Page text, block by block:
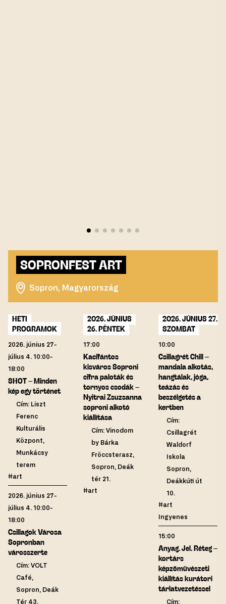
SOPRONFEST ART
Sopron, Magyarország
HETI
PROGRAMOK
2026. június 27-
július 4. 10:00-
18:00
SHOT – Minden
kép egy történet
Cím: Liszt
Ferenc
Kulturális
Központ,
Munkácsy
terem
#art
2026. június 27-
július 4. 10:00-
18:00
Csillagok Városa
Sopronban
városszerte
Cím: VOLT
Café,
Sopron, Deák
Tér 43.
2026. JÚNIUS
26. PÉNTEK
17:00
Kacifántos
kisváros Soproni
cifra paloták és
tornyos csodák –
Nyitrai Zsuzsanna
soproni alkotó
kiállítása
Cím: Vinodom
by Bárka
Fröccsterasz,
Sopron, Deák
tér 21.
#art
2026. JÚNIUS 27.
SZOMBAT
10:00
Csillagrét Chill –
mandala alkotás,
hangtálak, jóga,
teázás és
beszélgetés a
kertben
Cím:
Csillagrét
Waldorf
Iskola
Sopron,
Deákkúti út
10.
#art
Ingyenes
15:00
Anyag. Jel. Réteg –
kortárs
képzőművészeti
kiállítás kurátori
tárlatvezetéssel
Cím: